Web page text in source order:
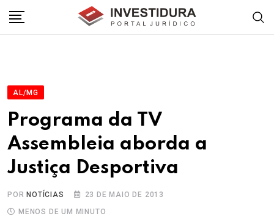
AL/MG
Programa da TV
Assembleia aborda a
Justiça Desportiva
POR NOTÍCIAS
23 DE MAIO DE 2013
MENOS DE UM MINUTO